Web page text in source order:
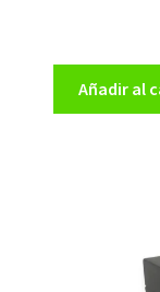
Añadir al